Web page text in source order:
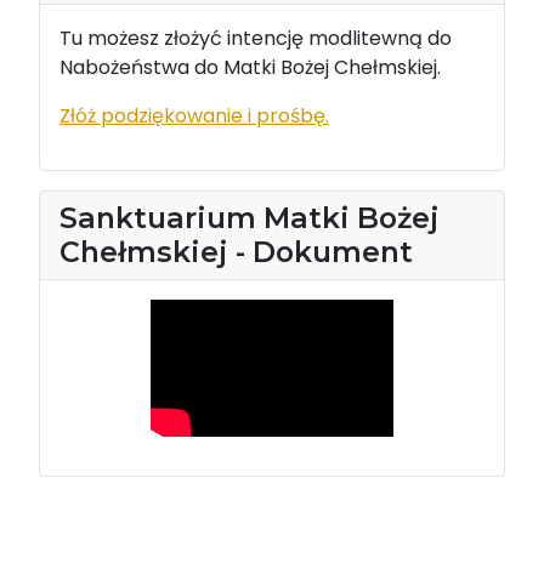
Tu możesz złożyć intencję modlitewną do
Nabożeństwa do Matki Bożej Chełmskiej.
Złóż podziękowanie i prośbę.
Sanktuarium Matki Bożej
Chełmskiej - Dokument